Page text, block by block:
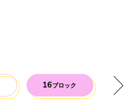
16ブロック 17